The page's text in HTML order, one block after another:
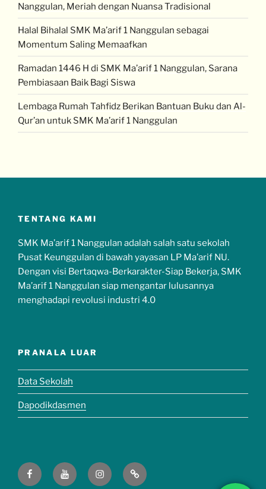
Nanggulan, Meriah dengan Nuansa Tradisional
Halal Bihalal SMK Ma’arif 1 Nanggulan sebagai
Momentum Saling Memaafkan
Ramadan 1446 H di SMK Ma’arif 1 Nanggulan, Sarana
Pembiasaan Baik Bagi Siswa
Lembaga Rumah Tahfidz Berikan Bantuan Buku dan Al-
Qur’an untuk SMK Ma’arif 1 Nanggulan
TENTANG KAMI
SMK Ma’arif 1 Nanggulan adalah salah satu sekolah
Pusat Keunggulan di bawah yayasan LP Ma’arif NU.
Dengan visi Bertaqwa-Berkarakter-Siap Bekerja, SMK
Ma’arif 1 Nanggulan siap mengantar lulusannya
menghadapi revolusi industri 4.0
PRANALA LUAR
Data Sekolah
Dapodikdasmen